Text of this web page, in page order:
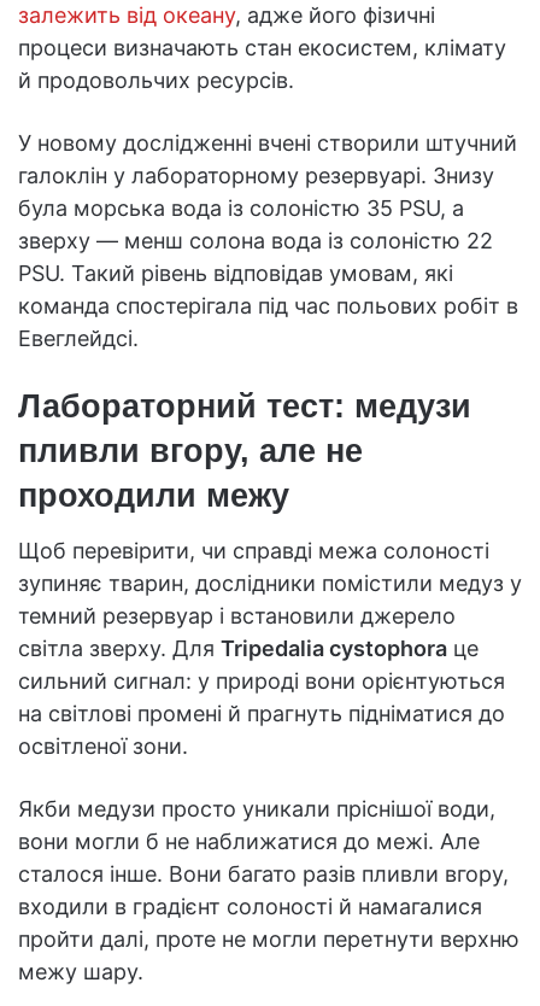
залежить від океану, адже його фізичні
процеси визначають стан екосистем, клімату
й продовольчих ресурсів.
У новому дослідженні вчені створили штучний
галоклін у лабораторному резервуарі. Знизу
була морська вода із солоністю 35 PSU, а
зверху — менш солона вода із солоністю 22
PSU. Такий рівень відповідав умовам, які
команда спостерігала під час польових робіт в
Евеглейдсі.
Лабораторний тест: медузи
пливли вгору, але не
проходили межу
Щоб перевірити, чи справді межа солоності
зупиняє тварин, дослідники помістили медуз у
темний резервуар і встановили джерело
світла зверху. Для Tripedalia cystophora це
сильний сигнал: у природі вони орієнтуються
на світлові промені й прагнуть підніматися до
освітленої зони.
Якби медузи просто уникали пріснішої води,
вони могли б не наближатися до межі. Але
сталося інше. Вони багато разів пливли вгору,
входили в градієнт солоності й намагалися
пройти далі, проте не могли перетнути верхню
межу шару.